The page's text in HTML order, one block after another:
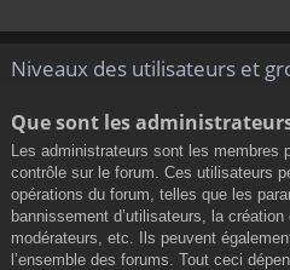
Niveaux des utilisateurs et
Que sont les
Les administrateurs sont les membres
contrôle sur le forum. Ces utilisateurs
opérations du forum, telles que les
bannissement d’utilisateurs, la
modérateurs, etc. Ils peuvent
l’ensemble des forums. Tout ceci